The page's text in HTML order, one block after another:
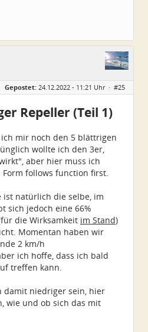
Gepostet: 24.12.2022 - 11:21 Uhr · #25
Repeller (Teil 1)
mir noch den 5 blättrigen
wollte ich den 3er,
aber hier muss ich
follows function first.
ist natürlich die selbe, im
sich jedoch eine 66%
die Wirksamkeit im Stand)
Momentan haben wir
2 km/h
ich hoffe, dass ich bald
treffen kann.
damit niedriger sein, hier
wie und ob sich das mit